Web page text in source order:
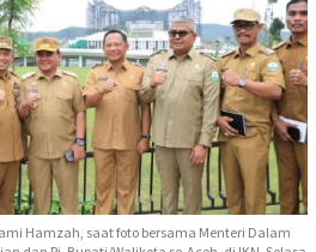
Hamzah, saat foto bersama Menteri Dalam